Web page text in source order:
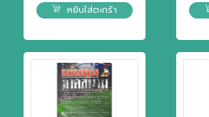
หยิบใส่ตะกร้า